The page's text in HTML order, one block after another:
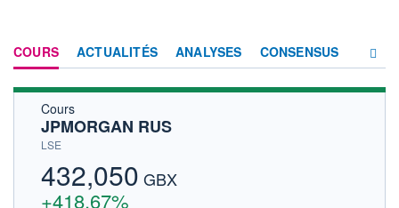
COURS ACTUALITÉS ANALYSES CONSENSUS
Cours
JPMORGAN RUS
LSE
432,050 GBX
+418,67%